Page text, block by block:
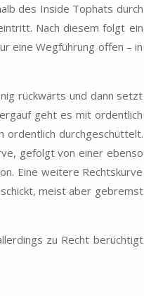
des Inside Tophats durch
Nach diesem folgt ein
eine Wegführung offen – in
rückwärts und dann setzt
geht es mit ordentlich
ordentlich durchgeschüttelt.
gefolgt von einer ebenso
Eine weitere Rechtskurve
meist aber gebremst
zu Recht berüchtigt